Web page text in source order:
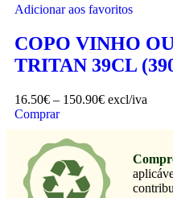
Adicionar aos favoritos
COPO VINHO
TRITAN 39CL
16.50€ – 150.90€ excl/iva
Comprar